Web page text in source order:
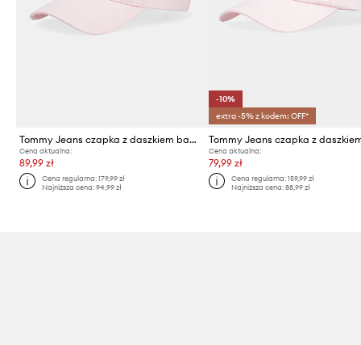
Tommy Jeans czapka z daszkiem bawełniana
Cena aktualna:
89,99 zł
Cena regularna:179,99 zł
Najniższa cena:94,99 zł
-10%
extra -5% z kodem: OFF*
Cena aktualna:
79,99 zł
Cena regularna: 159,99 zł
Najniższa cena: 88,99 zł